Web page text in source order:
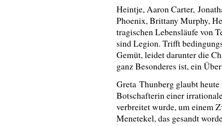
Heintje, Aaron Carter,
Phoenix, Brittany Murphy,
tragischen Lebensläufe von
sind Legion. Trifft
Gemüt, leidet darunter die
ganz Besonderes ist, ein
Greta Thunberg glaubt
Botschafterin einer
verbreitet wurde, um einem
Menetekel, das gesandt